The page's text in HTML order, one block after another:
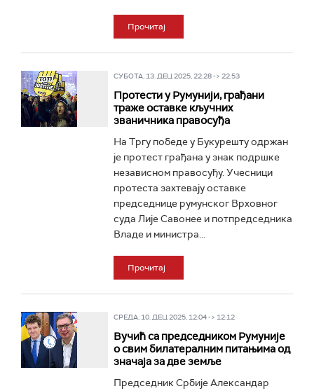
Прочитај
СУБОТА, 13. ДЕЦ 2025, 22:28 -> 22:53
Протести у Румунији, грађани
траже оставке кључних
званичника правосуђа
На Тргу победе у Букурешту одржан
је протест грађана у знак подршке
независном правосуђу. Учесници
протеста захтевају оставке
председнице румунског Врховног
суда Лије Савонее и потпредседника
Владе и министра...
Прочитај
СРЕДА, 10. ДЕЦ 2025, 12:04 -> 12:12
Вучић са председником Румуније
о свим билатералним питањима од
значаја за две земљe
Председник Србије Александар